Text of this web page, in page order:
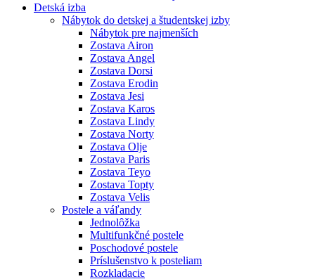
Detská izba
Nábytok do detskej a študentskej izby
Nábytok pre najmenších
Zostava Airon
Zostava Angel
Zostava Dorsi
Zostava Erodin
Zostava Jesi
Zostava Karos
Zostava Lindy
Zostava Norty
Zostava Olje
Zostava Paris
Zostava Teyo
Zostava Topty
Zostava Velis
Postele a váľandy
Jednolôžka
Multifunkčné postele
Poschodové postele
Príslušenstvo k posteliam
Rozkladacie